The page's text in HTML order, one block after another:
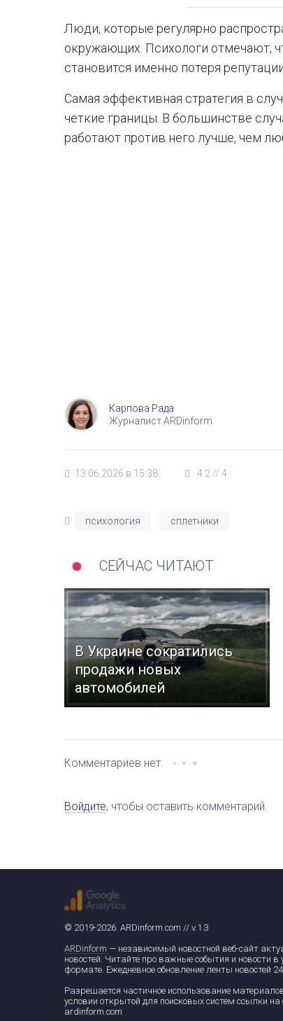
Люди, которые регулярно
окружающих. Психологи отмечают,
становится именно потеря
Самая эффективная стратегия в
четкие границы. В большинстве
работают против него лучше, чем
Карпова Рада
Журналист ARDinform
13.06.2026 в 15:38 4.2 // 4
психология сплетники
СЕЙЧАС ЧИТАЮТ
В Украине сократились
продажи новых
автомобилей
Комментариев нет.
Войдите, чтобы оставить комментарий.
© 2019-2026. ARDinform.com // v.1.3
ARDinform — независимый новостной веб-сайт
новостей. Читайте про важные события и новости в
формате. Ежедневное обновление ленты новостей
Разрешается частичное использование
условии открытой для поисковых систем ссылки на
ardinform.com